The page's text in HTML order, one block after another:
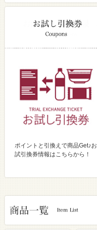
ポイントと引換えで商品Get♪お
試引換券情報はこちらから！